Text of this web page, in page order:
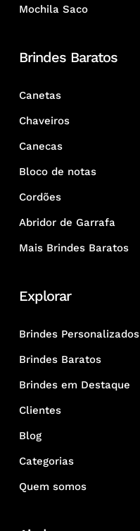
Mochila Saco
Brindes Baratos
Canetas
Chaveiros
Canecas
Bloco de notas
Cordões
Abridor de Garrafa
Mais Brindes Baratos
Explorar
Brindes Personalizados
Brindes Baratos
Brindes em Destaque
Clientes
Blog
Categorias
Quem somos